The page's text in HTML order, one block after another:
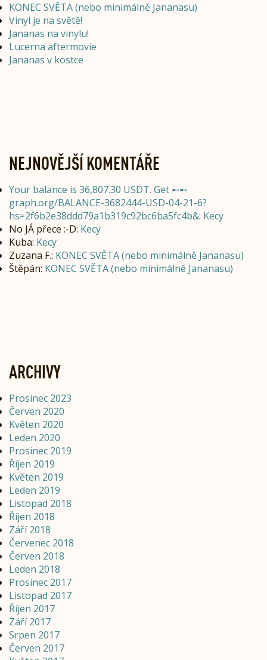
KONEC SVĚTA (nebo minimálně Jananasu)
Vinyl je na světě!
Jananas na vinylu!
Lucerna aftermovie
Jananas v kostce
NEJNOVĚJŠÍ KOMENTÁŘE
Your balance is 36,807.30 USDT. Get ➸➸
graph.org/BALANCE-3682444-USD-04-21-6?
hs=2f6b2e38ddd79a1b319c92bc6ba5fc4b&: Kecy
No JÁ přece :-D: Kecy
Kuba: Kecy
Zuzana F.: KONEC SVĚTA (nebo minimálně Jananasu)
Štěpán: KONEC SVĚTA (nebo minimálně Jananasu)
ARCHIVY
Prosinec 2023
Červen 2020
Květen 2020
Leden 2020
Prosinec 2019
Říjen 2019
Květen 2019
Leden 2019
Listopad 2018
Říjen 2018
Září 2018
Červenec 2018
Červen 2018
Leden 2018
Prosinec 2017
Listopad 2017
Říjen 2017
Září 2017
Srpen 2017
Červen 2017